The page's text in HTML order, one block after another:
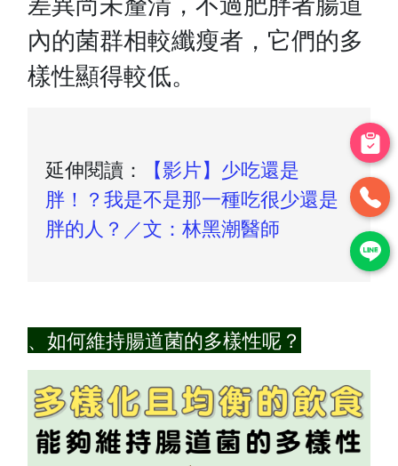
內的菌群相較纖瘦者，它們的多
樣性顯得較低。
延伸閱讀：
【影片】少吃還是
胖！？我是不是那一種吃很少還是
胖的人？／文：林黑潮醫師
、如何維持腸道菌的多樣性呢？